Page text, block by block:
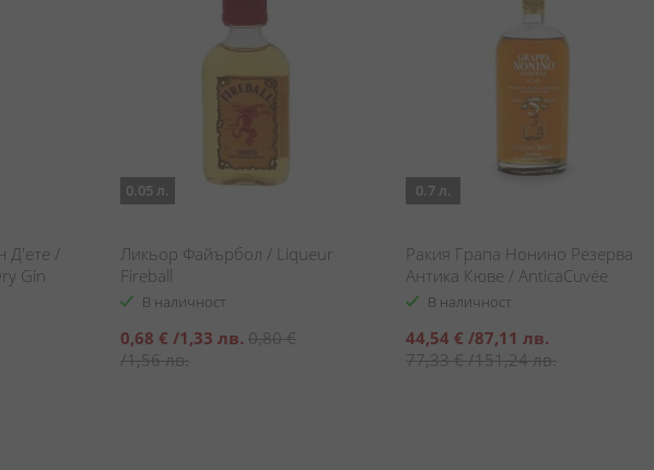
Д'ете /
Gin
0.05 л.
Ликьор Файърбол / Liqueur
Fireball
В наличност
Специална
цена
0,68 € /1,33 лв. 0,80 €
/1,56 лв.
0.7 л.
Ракия Грапа Нонино Резерва
Антика Кюве / AnticaCuvée
Riserva Aged 5 Years
В наличност
Специална
цена
44,54 € /87,11 лв.
77,33 €/151,24 лв.